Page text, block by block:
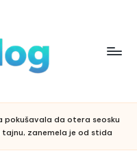
pokušavala da otera seosku
tajnu, zanemela je od stida